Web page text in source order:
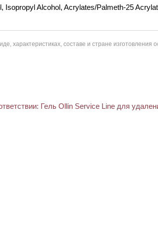
Isopropyl Alcohol, Acrylates/Palmeth-25
характеристиках, составе и стране изготовления